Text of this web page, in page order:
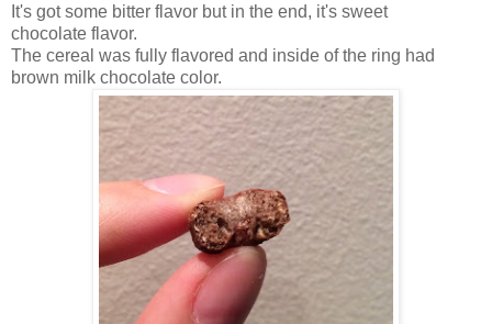
It's got some bitter flavor but in the end, it's sweet
chocolate flavor.
The cereal was fully flavored and inside of the ring had
brown milk chocolate color.